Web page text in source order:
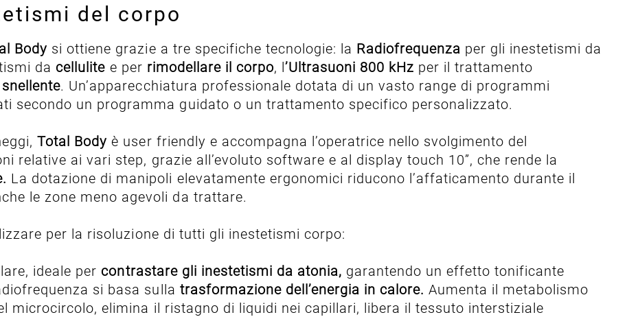
del corpo
Body si ottiene grazie a tre specifiche tecnologie: la Radiofrequenza per gli inestetismi da
da cellulite e per rimodellare il corpo, l’Ultrasuoni 800 kHz per il trattamento
. Un’apparecchiatura professionale dotata di un vasto range di programmi
secondo un programma guidato o un trattamento specifico personalizzato.
Total Body è user friendly e accompagna l’operatrice nello svolgimento del
relative ai vari step, grazie all’evoluto software e al display touch 10”, che rende la
La dotazione di manipoli elevatamente ergonomici riducono l’affaticamento durante il
le zone meno agevoli da trattare.
per la risoluzione di tutti gli inestetismi corpo:
ideale per contrastare gli inestetismi da atonia, garantendo un effetto tonificante
si basa sulla trasformazione dell’energia in calore. Aumenta il metabolismo
microcircolo, elimina il ristagno di liquidi nei capillari, libera il tessuto interstiziale